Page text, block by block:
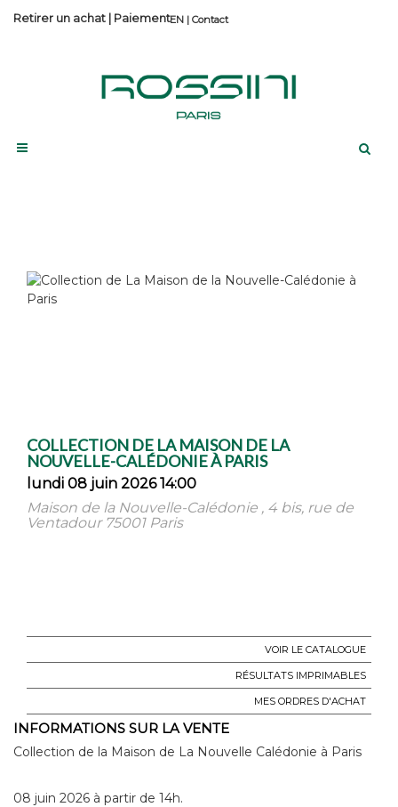
Contact
Retirer un achat | Paiement
COLLECTION DE LA MAISON DE LA
NOUVELLE-CALÉDONIE À PARIS
lundi 08 juin 2026 14:00
Maison de la Nouvelle-Calédonie , 4 bis, rue de
Ventadour 75001 Paris
VOIR LE CATALOGUE
RÉSULTATS IMPRIMABLES
MES ORDRES D'ACHAT
INFORMATIONS SUR LA VENTE
Collection de la Maison de La Nouvelle Calédonie à Paris
08 juin 2026 à partir de 14h.